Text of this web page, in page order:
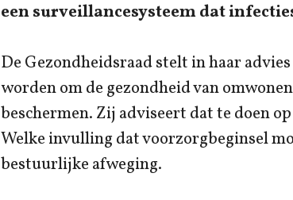
een surveillancesysteem dat
De Gezondheidsraad stelt in haar
worden om de gezondheid van
beschermen. Zij adviseert dat te doen
Welke invulling dat voorzorgbeginsel
bestuurlijke afweging.